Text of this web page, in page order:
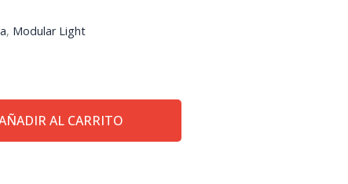
, Modular Light
AL CARRITO